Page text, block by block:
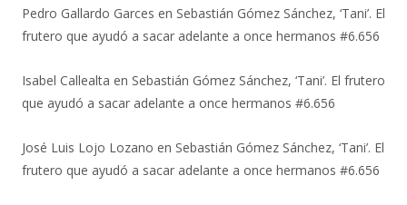
Pedro Gallardo Garces en Sebastián Gómez Sánchez, ‘Tani’. El
frutero que ayudó a sacar adelante a once hermanos #6.656
Isabel Callealta en Sebastián Gómez Sánchez, ‘Tani’. El frutero
que ayudó a sacar adelante a once hermanos #6.656
José Luis Lojo Lozano en Sebastián Gómez Sánchez, ‘Tani’. El
frutero que ayudó a sacar adelante a once hermanos #6.656